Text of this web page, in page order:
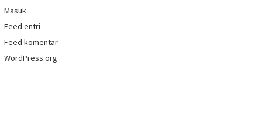
Masuk
Feed entri
Feed komentar
WordPress.org